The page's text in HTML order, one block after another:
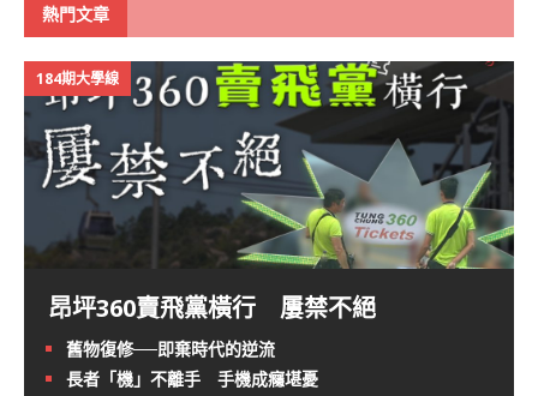
熱門文章
184期大學線
昂坪360賣飛黨橫行 屢禁不絕
舊物復修──即棄時代的逆流
長者「機」不離手 手機成癮堪憂